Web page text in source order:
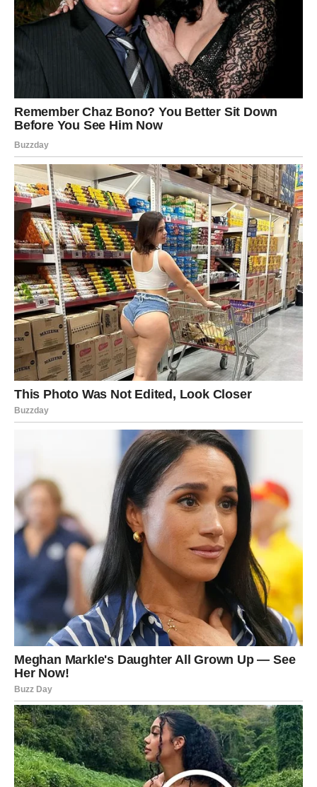
JARAC
Jarac danas deluje stabilno, ali iznutra želi nežnost. Ako
si u vezi, partneru treba da vidi tvoju emociju, ne samo
odgovornost. Petak je dobar za razgovor o poverenju,
planovima, ali i o tome kako se osećate. Ne moraš sve
rešiti odmah – ali možeš pokazati da ti je stalo.
Ako si slobodan/na, možeš privući osobu koja te poštuje,
vidi ozbiljno i ne pokušava da te menja. Ali ti moraš
spustiti gard dovoljno da ti se priđe.
Ključ dana:Ljubav nije slabost. Ljubav je hrabrost da
pokažeš srce.
VODOLIJA
Vodolija danas oseća potrebu da bude shvaćena. Ne
samo „da bude u vezi“, nego da je neko zaista razume.
želiš, ali pokaži i emociju. Partner možda oseća da si
daleko, čak i kada si tu – zato su danas važni mali znaci
Slobodne Vodolije mogu imati neočekivanu poruku ili
susret. Može se pojaviti osoba koja te osvaja kroz um – a
onda kroz srce.
Ključ dana:Ne zatvaraj se kad ti je stalo. Ljubav traži
prisutnost.
RIBE
Ribe danas imaju pojačanu intuiciju. Osećaš istinu i pre
nego što je neko izgovori. Ako si u vezi, petak može biti
izuzetno romantičan – ali samo ako prestaneš da ćutiš o
onome što te boli. Ne idealizuj, nego razgovaraj. Ovaj dan
donosi priliku da se odnos pročisti, omekša i produbi.
Ako si slobodan/na, moguće je da se pojavi osoba koja
budi osećaj karmičke povezanosti. Može biti i osoba iz
prošlosti, ali sada drugačija – ili nova osoba koja deluje